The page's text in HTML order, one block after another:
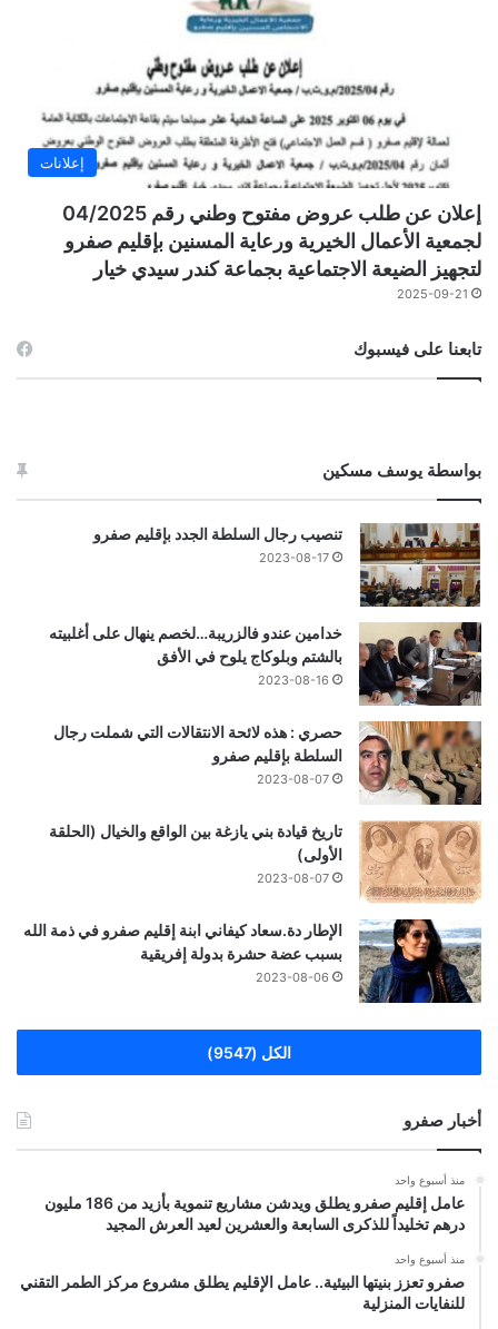
إعلانات
إعلان عن طلب عروض مفتوح وطني رقم 04/2025
لجمعية الأعمال الخيرية ورعاية المسنين بإقليم صفرو
لتجهيز الضيعة الاجتماعية بجماعة كندر سيدي خيار
2025-09-21
تابعنا على فيسبوك
بواسطة يوسف مسكين
تنصيب رجال السلطة الجدد بإقليم صفرو
2023-08-17
خدامين عندو فالزريبة…لخصم ينهال على أغلبيته
بالشتم وبلوكاج يلوح في الأفق
2023-08-16
حصري : هذه لائحة الانتقالات التي شملت رجال
السلطة بإقليم صفرو
2023-08-07
تاريخ قيادة بني يازغة بين الواقع والخيال (الحلقة
الأولى)
2023-08-07
الإطار دة.سعاد كيفاني ابنة إقليم صفرو في ذمة الله
بسبب عضة حشرة بدولة إفريقية
2023-08-06
الكل (9547)
أخبار صفرو
منذ أسبوع واحد
عامل إقليم صفرو يطلق ويدشن مشاريع تنموية بأزيد من 186 مليون
درهم تخليداً للذكرى السابعة والعشرين لعيد العرش المجيد
منذ أسبوع واحد
صفرو تعزز بنيتها البيئية.. عامل الإقليم يطلق مشروع مركز الطمر التقني
للنفايات المنزلية